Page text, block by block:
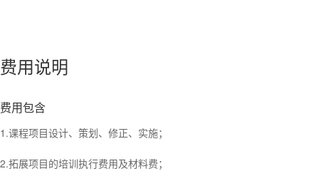
费用说明
费用包含
1.课程项目设计、策划、修正、实施；
2.拓展项目的培训执行费用及材料费；